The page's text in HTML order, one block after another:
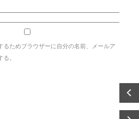
るためブラウザーに自分の名前、メールア
。